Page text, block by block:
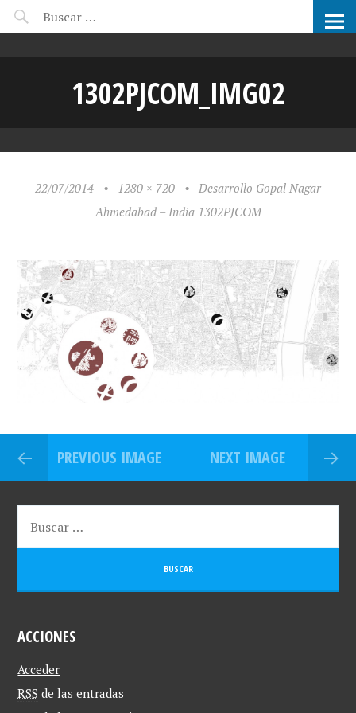
CANDIDATOS ARCHIPRIX
1302PJCOM_IMG02
22/07/2014 • 1280 × 720 • Desarrollo Gopal Nagar
Ahmedabad – India 1302PJCOM
PREVIOUS IMAGE NEXT IMAGE
ACCIONES
Acceder
RSS de las entradas